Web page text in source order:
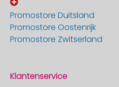
Promostore Duitsland
Promostore Oostenrijk
Promostore Zwitserland
Klantenservice